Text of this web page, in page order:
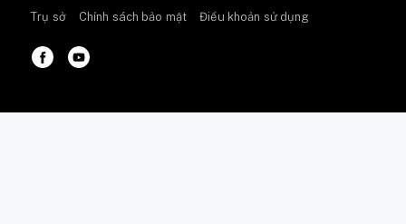
Trụ sở Chính sách bảo mật Điều khoản sử dụng